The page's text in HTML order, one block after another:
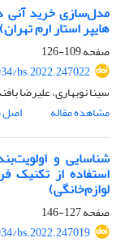
مدل‌سازی خرید آنی
هایپر استار ارم تهران)
صفحه109-126
bs.2022.247022
سینا نوبهاری، علیرضا
مشاهده مقاله
اصل
شناسایی و
استفاده از تکنیک
لوازم‌خانگی)
صفحه127-146
bs.2022.247019